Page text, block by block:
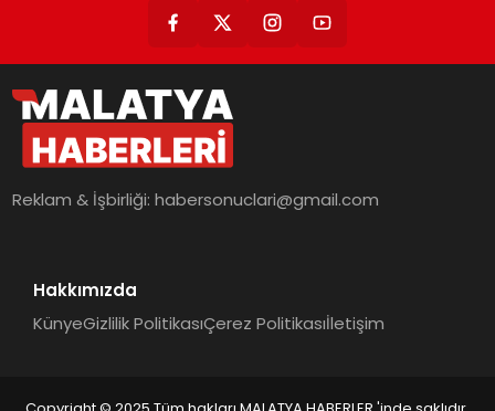
Reklam & İşbirliği:habersonuclari@gmail.com
Hakkımızda
KünyeGizlilik PolitikasıÇerez Politikasıİletişim